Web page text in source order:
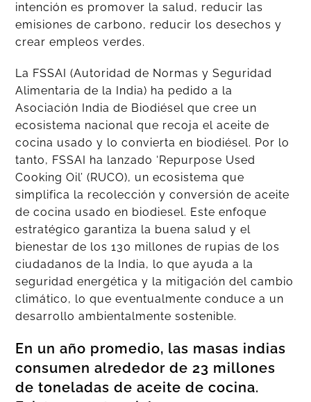
intención es promover la salud, reducir las
emisiones de carbono, reducir los desechos y
crear empleos verdes.
La FSSAI (Autoridad de Normas y Seguridad
Alimentaria de la India) ha pedido a la
Asociación India de Biodiésel que cree un
ecosistema nacional que recoja el aceite de
cocina usado y lo convierta en biodiésel. Por lo
tanto, FSSAI ha lanzado ‘Repurpose Used
Cooking Oil’ (RUCO), un ecosistema que
simplifica la recolección y conversión de aceite
de cocina usado en biodiesel. Este enfoque
estratégico garantiza la buena salud y el
bienestar de los 130 millones de rupias de los
ciudadanos de la India, lo que ayuda a la
seguridad energética y la mitigación del cambio
climático, lo que eventualmente conduce a un
desarrollo ambientalmente sostenible.
En un año promedio, las masas indias
consumen alrededor de 23 millones
de toneladas de aceite de cocina.